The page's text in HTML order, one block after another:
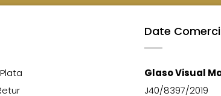
Date
Glaso Visual
J40/8397/2019